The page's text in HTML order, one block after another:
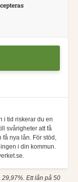
i tid riskerar du en
svårigheter att få
nya lån. För stöd,
i din kommun.
Ett lån på 50